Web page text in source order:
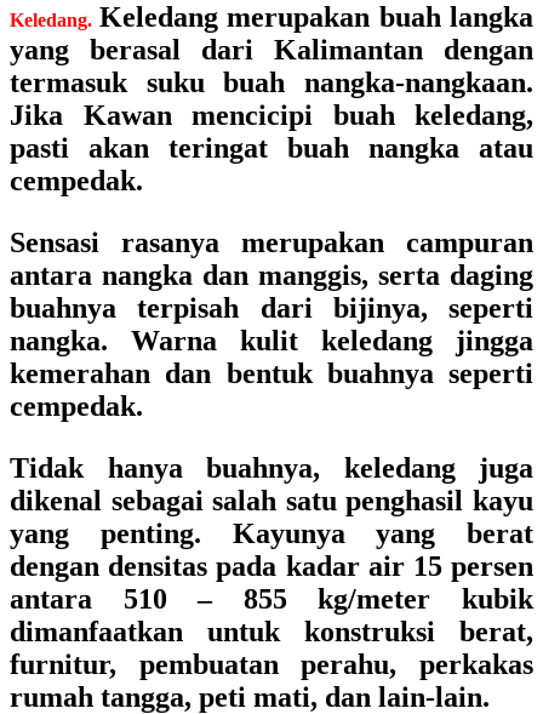
Keledang. Keledang merupakan buah langka
yang berasal dari Kalimantan dengan
termasuk suku buah nangka-nangkaan.
Jika Kawan mencicipi buah keledang,
pasti akan teringat buah nangka atau
cempedak.
Sensasi rasanya merupakan campuran
antara nangka dan manggis, serta daging
buahnya terpisah dari bijinya, seperti
nangka. Warna kulit keledang jingga
kemerahan dan bentuk buahnya seperti
cempedak.
Tidak hanya buahnya, keledang juga
dikenal sebagai salah satu penghasil kayu
yang penting. Kayunya yang berat
dengan densitas pada kadar air 15 persen
antara 510 – 855 kg/meter kubik
dimanfaatkan untuk konstruksi berat,
furnitur, pembuatan perahu, perkakas
rumah tangga, peti mati, dan lain-lain.